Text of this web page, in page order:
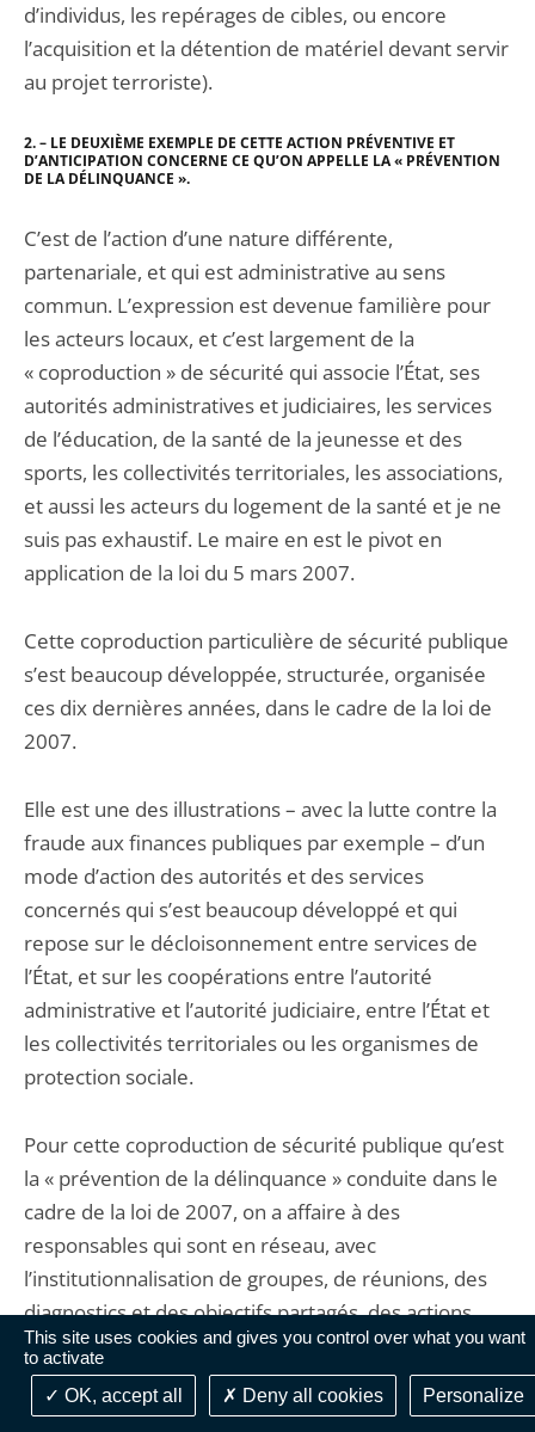
This site uses cookies and gives you control over what you want
to activate
OK, accept all
Deny all cookies Personalize
d’individus, les repérages de cibles, ou encore
l’acquisition et la détention de matériel devant servir
au projet terroriste).
2. – LE DEUXIÈME EXEMPLE DE CETTE ACTION PRÉVENTIVE ET
D’ANTICIPATION CONCERNE CE QU’ON APPELLE LA « PRÉVENTION
DE LA DÉLINQUANCE ».
C’est de l’action d’une nature différente,
partenariale, et qui est administrative au sens
commun. L’expression est devenue familière pour
les acteurs locaux, et c’est largement de la
« coproduction » de sécurité qui associe l’État, ses
autorités administratives et judiciaires, les services
de l’éducation, de la santé de la jeunesse et des
sports, les collectivités territoriales, les associations,
et aussi les acteurs du logement de la santé et je ne
suis pas exhaustif. Le maire en est le pivot en
application de la loi du 5 mars 2007.
Cette coproduction particulière de sécurité publique
s’est beaucoup développée, struc­turée, organisée
ces dix dernières années, dans le cadre de la loi de
2007.
Elle est une des illustrations – avec la lutte contre la
fraude aux finances publiques par exemple – d’un
mode d’action des autorités et des services
concernés qui s’est beaucoup développé et qui
repose sur le décloisonnement entre services de
l’État, et sur les coopérations entre l’autorité
administrative et l’autorité judiciaire, entre l’État et
les collectivités territo­riales ou les organismes de
protection sociale.
Pour cette coproduction de sécurité publique qu’est
la « prévention de la délinquance » conduite dans le
cadre de la loi de 2007, on a affaire à des
responsables qui sont en réseau, avec
l’institutionnalisation de groupes, de réunions, des
diagnostics et des objectifs partagés, des actions
communes, des financements croisés etc….
Dans beaucoup d’endroits les effets de ces actions